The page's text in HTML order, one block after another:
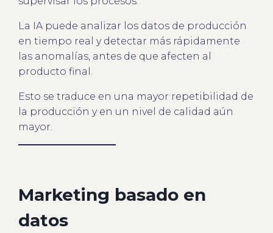
La IA puede analizar los datos de producción
en tiempo real y detectar más rápidamente
las anomalías, antes de que afecten al
producto final.
Esto se traduce en una mayor repetibilidad de
la producción y en un nivel de calidad aún
mayor.
Marketing basado en
datos